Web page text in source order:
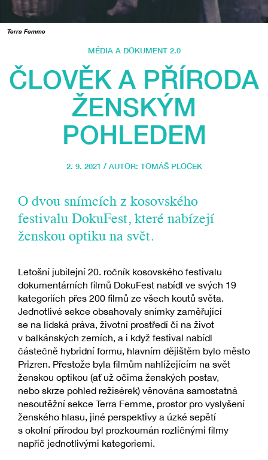
Terra Femme
MÉDIA A DOKUMENT 2.0
ČLOVĚK A PŘÍRODA
ŽENSKÝM
POHLEDEM
2. 9. 2021 / AUTOR: TOMÁŠ PLOCEK
O dvou snímcích z kosovského
festivalu DokuFest, které nabízejí
ženskou optiku na svět.
Letošní jubilejní 20. ročník kosovského festivalu
dokumentárních filmů DokuFest nabídl ve svých 19
kategoriích přes 200 filmů ze všech koutů světa.
Jednotlivé sekce obsahovaly snímky zaměřující
se na lidská práva, životní prostředí či na život
v balkánských zemích, a i když festival nabídl
částečně hybridní formu, hlavním dějištěm bylo město
Prizren. Přestože byla filmům nahlížejícím na svět
ženskou optikou (ať už očima ženských postav,
nebo skrze pohled režisérek) věnována samostatná
nesoutěžní sekce Terra Femme, prostor pro vyslyšení
ženského hlasu, jiné perspektivy a úzké sepětí
s okolní přírodou byl prozkoumán rozličnými filmy
napříč jednotlivými kategoriemi.